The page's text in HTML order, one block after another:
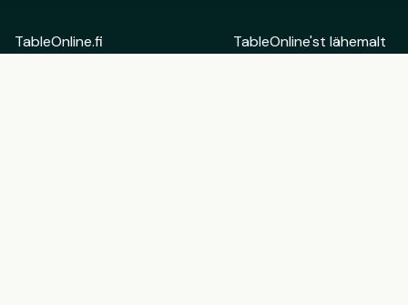
TableOnline.fi
TableOnline'st lähemalt